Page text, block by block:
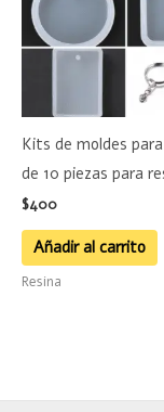
Kits de moldes
de 10 piezas para
$400
Añadir al carrito
Resina